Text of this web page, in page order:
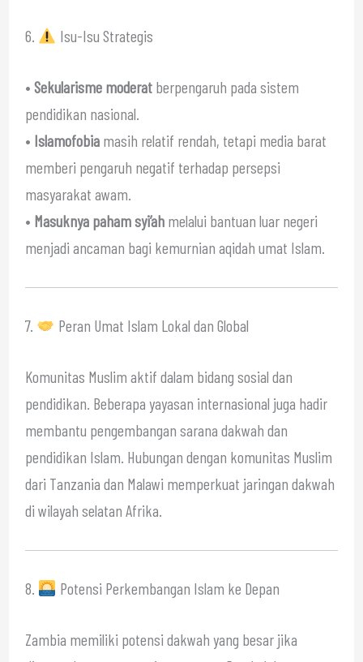
6. Isu-Isu Strategis
• Sekularisme moderatberpengaruh pada sistem
pendidikan nasional.
• Islamofobiamasih relatif rendah, tetapi media barat
memberi pengaruh negatif terhadap persepsi
masyarakat awam.
• Masuknya paham syi’ahmelalui bantuan luar negeri
menjadi ancaman bagi kemurnian aqidah umat Islam.
7. Peran Umat Islam Lokal dan Global
Komunitas Muslim aktif dalam bidang sosial dan
pendidikan. Beberapa yayasan internasional juga hadir
membantu pengembangan sarana dakwah dan
pendidikan Islam. Hubungan dengan komunitas Muslim
dari Tanzania dan Malawi memperkuat jaringan dakwah
di wilayah selatan Afrika.
8. Potensi Perkembangan Islam ke Depan
Zambia memiliki potensi dakwah yang besar jika